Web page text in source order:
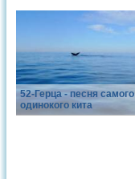
52-Герца - песня самого
одинокого кита